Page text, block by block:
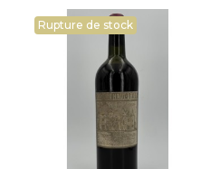
Rupture de stock